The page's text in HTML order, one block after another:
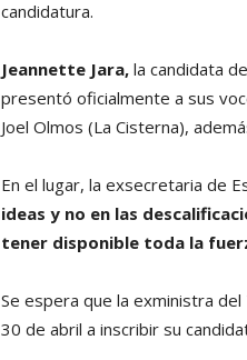
candidatura.
Jeannette Jara, la candidata
presentó oficialmente a sus
Joel Olmos (La Cisterna),
En el lugar, la exsecretaria de
ideas y no en las
tener disponible toda la
Se espera que la exministra
30 de abril a inscribir su